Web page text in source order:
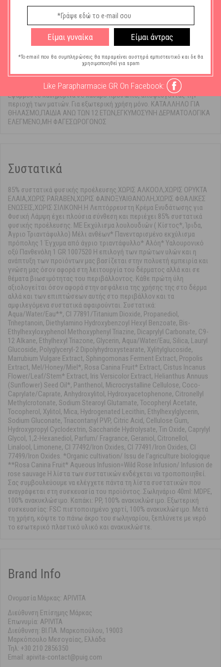
Οδηγίες Χρήσης
Εφαρμόστε καθημερινά σε καθαρό πρόσωπο, αποφεύγοντας την
περιοχή των ματιών. Για εξωτερική χρήση μόνο. ΚΑΤΑΛΛΗΛΟ ΓΙΑ
ΘΗΛΑΣΜΟ,ΠΑΙΔΙΑ ΑΝΩ ΤΩΝ 12 ΕΤΩΝ,ΕΓΚΥΜΟΣΥΝΗ ΔΕΡΜΑΤΟΛΟΓΙΚΑ
ΕΛΕΓΜΕΝΟ,ΜΗ ΦΑΓΕΣΩΡΟΓΟΝΟΣ
Συστατικά
85% συστατικά φυσικής προέλευσης.ΧΩΡΙΣ ΑΛΚΟΟΛ,ΧΩΡΙΣ ΟΡΥΚΤΑ
ΕΛΑΙΑ,ΧΩΡΙΣ PARABEN,ΧΩΡΙΣ ΦΑΙΝΟΞΥΑΙΘΑΝΟΛΗ,ΧΩΡΙΣ ΦΘΑΛΙΚΕΣ
ΕΝΩΣΕΙΣ,ΧΩΡΙΣ ΣΙΛΙΚΟΝΗ.Η Λεπτόρρευστη Κρέμα Ενυδάτωσης για
Φυσική Λάμψη έχει πλούσια σύνθεση και περιέχει 85% συστατικά
φυσικής προέλευσης. ΜΕ Εκχύλισμα λουλουδιών ( Κίστoς*, Ίριδα,
Άγριο Τριαντάφυλλο) Μέλι ανθέων* Πανενταρισμένο εκχύλισμα
πρόπολης 1 Έγχυμα από άγριο τριαντάφυλλο* Αλόη* Υαλουρονικό
οξύ Πανθενόλη 1 GR 1007520 Η επιλογή των πρώτων υλών και η
ανάπτυξη των προϊόντων μας βασίζεται στην πολυετή εμπειρία και
γνώση μας όσον αφορά στη λειτουργία του δέρματος αλλά και σε
θέματα βιωσιμότητας του περιβάλλοντος. Κάθε πρώτη ύλη
αξιολογείται όσον αφορά στην ασφάλεια της χρήσης της στο δέρμα
αλλά και των επιπτώσεων αυτής στο περιβάλλον και τα
αμφιλεγόμενα συστατικά αφαιρούνται. Συστατικά:
Aqua/Water/Eau**, CI 77891/Titanium Dioxide, Propanediol,
Triheptanoin, Diethylamino Hydroxybenzoyl Hexyl Benzoate, Bis-
Ethylhexyloxyphenol Methoxyphenyl Triazine, Dicaprylyl Carbonate, C9-
12 Alkane, Ethylhexyl Triazone, Glycerin, Aqua/Water/Eau, Silica, Lauryl
Glucoside, Polyglyceryl-2 Dipolyhydroxystearate, Xylitylglucoside,
Marrubium Vulgare Extract, Sphingomonas Ferment Extract, Propolis
Extract, Mel/Honey/Miel*, Rosa Canina Fruit* Extract, Cistus Incanus
Flower/Leaf/Stem* Extract, Iris Versicolor Extract, Helianthus Annuus
(Sunflower) Seed Oil*, Panthenol, Microcrystalline Cellulose, Coco-
Caprylate/Caprate, Anhydroxylitol, Hydroxyacetophenone, Citronellyl
Methylcrotonate, Sodium Stearoyl Glutamate, Tocopheryl Acetate,
Tocopherol, Xylitol, Mica, Hydrogenated Lecithin, Ethylhexylglycerin,
Sodium Gluconate, Triacontanyl PVP, Citric Acid, Cellulose Gum,
Hydroxypropyl Cyclodextrin, Saccharide Hydrolysate, Tin Oxide, Caprylyl
Glycol, 1,2-Hexanediol, Parfum/ Fragrance, Geraniol, Citronellol,
Linalool, Limonene, CI 77492/Iron Oxides, CI 77491/Iron Oxides, CI
77499/Iron Oxides. *Organic cultivation/ Issu de l'agriculture biologique
**Rosa Canina Fruit* Aqueous Infusion=Wild Rose Infusion/ Infusion de
rose sauvage Η λίστα των συστατικών ενδέχεται να τροποποιηθεί.
Σας συμβουλεύουμε να ελέγχετε πάντα τη λίστα συστατικών που
αναγράφεται στη συσκευασία του προϊόντος..Σωληνάριο 40ml: MDPE,
100% ανακυκλώσιμο. Καπάκι: PP, 100% ανακυκλώσιμο. Εξωτερική
συσκευασίας: FSC πιστοποιημένο χαρτί, 100% ανακυκλώσιμο. Μετά
τη χρήση, κόψτε το πάνω άκρο του σωληναρίου, ξεπλύνετε με νερό
το εσωτερικό πλαστικό υλικό και ανακυκλώστε.
Brand Info
Ονομασία Μάρκας: APIVITA
Διεύθυνση Επίσημης Μάρκας
Επωνυμία: APIVITA
Διεύθυνση: ΒΙ.ΠΑ. Μαρκοπούλου, 19003
Μαρκόπουλο Μεσογαίας, Ελλάδα
Τηλ: +30 210 2856350
Email: apivita-contact@puig.com
Είμαι γυναίκα Είμαι άντρας
*Το email που θα συμπληρώσεις θα παραμείνει αυστηρά εμπιστευτικό και δε θα
χρησιμοποιηθεί για spam
Like Parapharmacie GR On Facebook: